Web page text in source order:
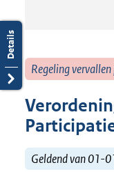
Regeling
Geldend van